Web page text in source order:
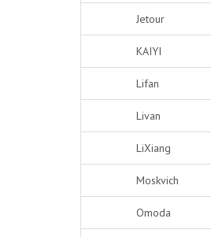
Jetour
KAIYI
Lifan
Livan
LiXiang
Moskvich
Omoda